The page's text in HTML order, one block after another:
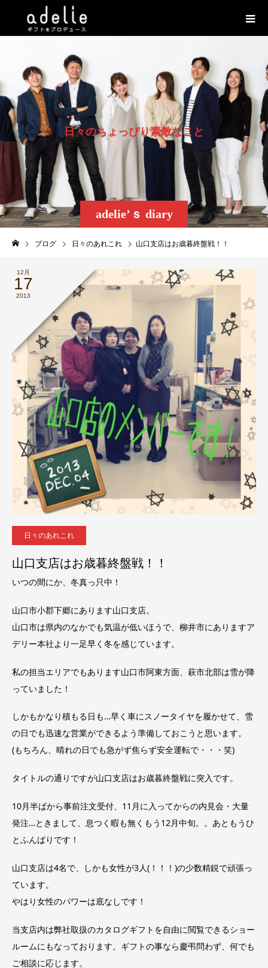
adelie’ｓ diary
日々のちょ っぴり素敵なこ と
ブログ 日々のあれこれ 山口支店はお歳暮終盤戦！！
12月
17
2013
日々のあれこれ
山口支店はお歳暮終盤戦！！
いつの間にか、冬真っ只中！
山口市小郡下郷にあります山口支店。
山口市は県内のなかでも気温が低いほうで、柳井市にありますア
デリー本社より一足早く冬を感じています。
私の担当エリアでもあります山口市阿東方面、萩市北部は雪が降
っていました！
しかもかなり積もる日も…早く車にスノータイヤを履かせて、雪
の日でも迅速な営業ができるよう準備しておこうと思います。
(もちろん、晴れの日でも急がず焦らず安全運転で・・・笑)
タイトルの通りですが山口支店はお歳暮終盤戦に突入です。
10月半ばから事前注文受付、11月に入ってからの内見会・大量
発注…ときまして、息つく暇も無くもう12月中旬。。あともうひ
とふんばりです！
山口支店は4名で、しかも女性が3人(！！！)の少数精鋭で頑張っ
ています。
やはり女性のパワーは底なしです！
当支店内は弊社取扱のカタログギフトを自由に閲覧できるショー
ルームにもなっております。ギフトの事なら慶弔問わず、何でも
ご相談に応じます。